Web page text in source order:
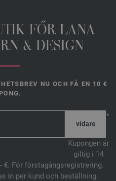
FŐR LANA
& DESIGN
NU OCH FÅ EN 10 €
*
Kupongen är
giltig i 14
€. För förstagångsregistrering.
in per kund och beställning.